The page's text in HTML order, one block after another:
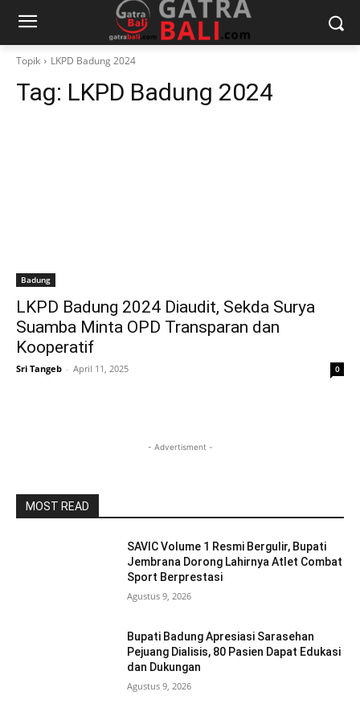
Topik LKPD Badung 2024
Tag: LKPD Badung 2024
Badung
LKPD Badung 2024 Diaudit, Sekda Surya
Suamba Minta OPD Transparan dan
Kooperatif
Sri Tangeb - April 11, 2025 0
- Advertisment -
MOST READ
SAVIC Volume 1 Resmi Bergulir, Bupati
Jembrana Dorong Lahirnya Atlet Combat
Sport Berprestasi
Agustus 9, 2026
Bupati Badung Apresiasi Sarasehan
Pejuang Dialisis, 80 Pasien Dapat Edukasi
dan Dukungan
Agustus 9, 2026